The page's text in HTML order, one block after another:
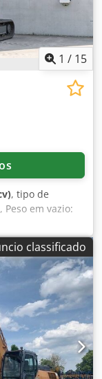
1 / 15
, tipo de
, Peso em vazio:
mais
de vendas da
classificado